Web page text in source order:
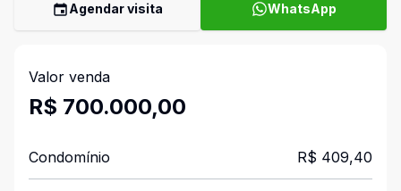
Agendar visita WhatsApp
Valor venda
R$ 700.000,00
Condomínio R$ 409,40